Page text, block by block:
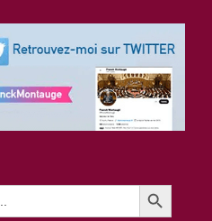
Search Button